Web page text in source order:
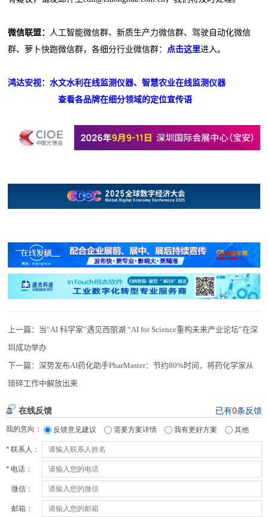
微信联盟： 人工智能微信群、新质生产力微信群、驾驶自动化微信
群、萝卜快跑微信群，各细分行业微信群： 点击这里进入。
鸿达安视：水文水利在线监测仪器、智慧农业在线监测仪器
查看各品牌在细分领域的定位宣传语
上一篇： 当“AI 科学家”遇见西丽湖 “AI for Science重构未来产业论坛”在深
圳成功举办
下一篇：深势发布AI药化助手PharMaster：节约80%时间，将药化学家从
琐碎工作中解放出来